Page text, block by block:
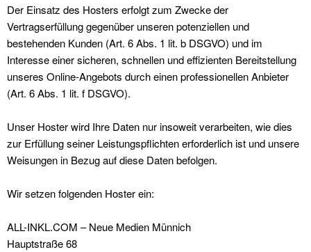
Der Einsatz des Hosters erfolgt zum Zwecke der
Vertragserfüllung gegenüber unseren potenziellen und
bestehenden Kunden (Art. 6 Abs. 1 lit. b DSGVO) und im
Interesse einer sicheren, schnellen und effizienten Bereitstellung
unseres Online-Angebots durch einen professionellen Anbieter
(Art. 6 Abs. 1 lit. f DSGVO).
Unser Hoster wird Ihre Daten nur insoweit verarbeiten, wie dies
zur Erfüllung seiner Leistungspflichten erforderlich ist und unsere
Weisungen in Bezug auf diese Daten befolgen.
Wir setzen folgenden Hoster ein:
ALL-INKL.COM – Neue Medien Münnich
Hauptstraße 68